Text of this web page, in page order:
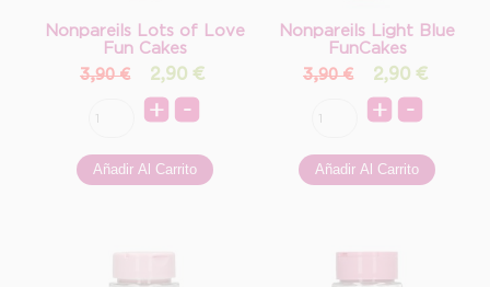
Nonpareils Lots of Love
Fun Cakes
3,90 € 2,90 €
Nonpareils Light Blue
FunCakes
3,90 € 2,90 €